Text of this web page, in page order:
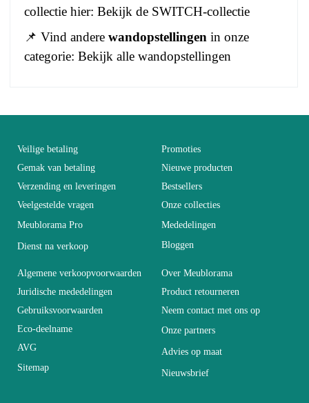
collectie hier: Bekijk de SWITCH-collectie
📌 Vind andere wandopstellingen in onze
categorie: Bekijk alle wandopstellingen
Leeftijd Volwassen
Collectie SWITCH
Kleuren Zwart
Levertijd (Aantal dagen) 21
Afmetingen L320xH150xP40
Elektrisch
You Must Login To Review
Veilige betaling
Gemak van betaling
Verzending en leveringen
Veelgestelde vragen
Meublorama Pro
Dienst na verkoop
Promoties
Nieuwe producten
Bestsellers
Onze collecties
Mededelingen
Bloggen
Algemene verkoopvoorwaarden
Juridische mededelingen
Gebruiksvoorwaarden
Eco-deelname
AVG
Sitemap
Over Meublorama
Product retourneren
Neem contact met ons op
Onze partners
Advies op maat
Nieuwsbrief